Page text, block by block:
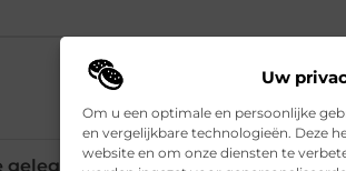
Uw
Om u een optimale en persoonlijke
en vergelijkbare technologieën. Deze
website en om onze diensten te
gelegenheden is een cocktail